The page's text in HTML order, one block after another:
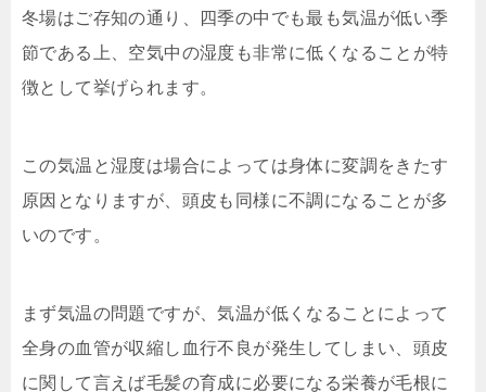
冬場はご存知の通り、四季の中でも最も気温が低い季
節である上、空気中の湿度も非常に低くなることが特
徴として挙げられます。
この気温と湿度は場合によっては身体に変調をきたす
原因となりますが、頭皮も同様に不調になることが多
いのです。
まず気温の問題ですが、気温が低くなることによって
全身の血管が収縮し血行不良が発生してしまい、頭皮
に関して言えば毛髪の育成に必要になる栄養が毛根に